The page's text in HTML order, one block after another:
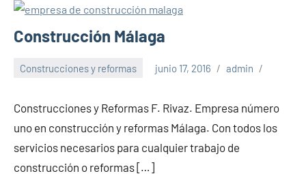
Construcción Málaga
Construcciones y reformas junio 17, 2016 admin
Construcciones y Reformas F. Rivaz. Empresa número
uno en construcción y reformas Málaga. Con todos los
servicios necesarios para cualquier trabajo de
construcción o reformas […]